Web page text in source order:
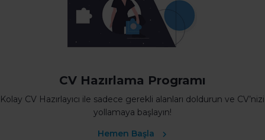
CV Hazırlama Programı
Kolay CV Hazırlayıcı ile sadece gerekli alanları doldurun ve CV’nizi
yollamaya başlayın!
Hemen Başla